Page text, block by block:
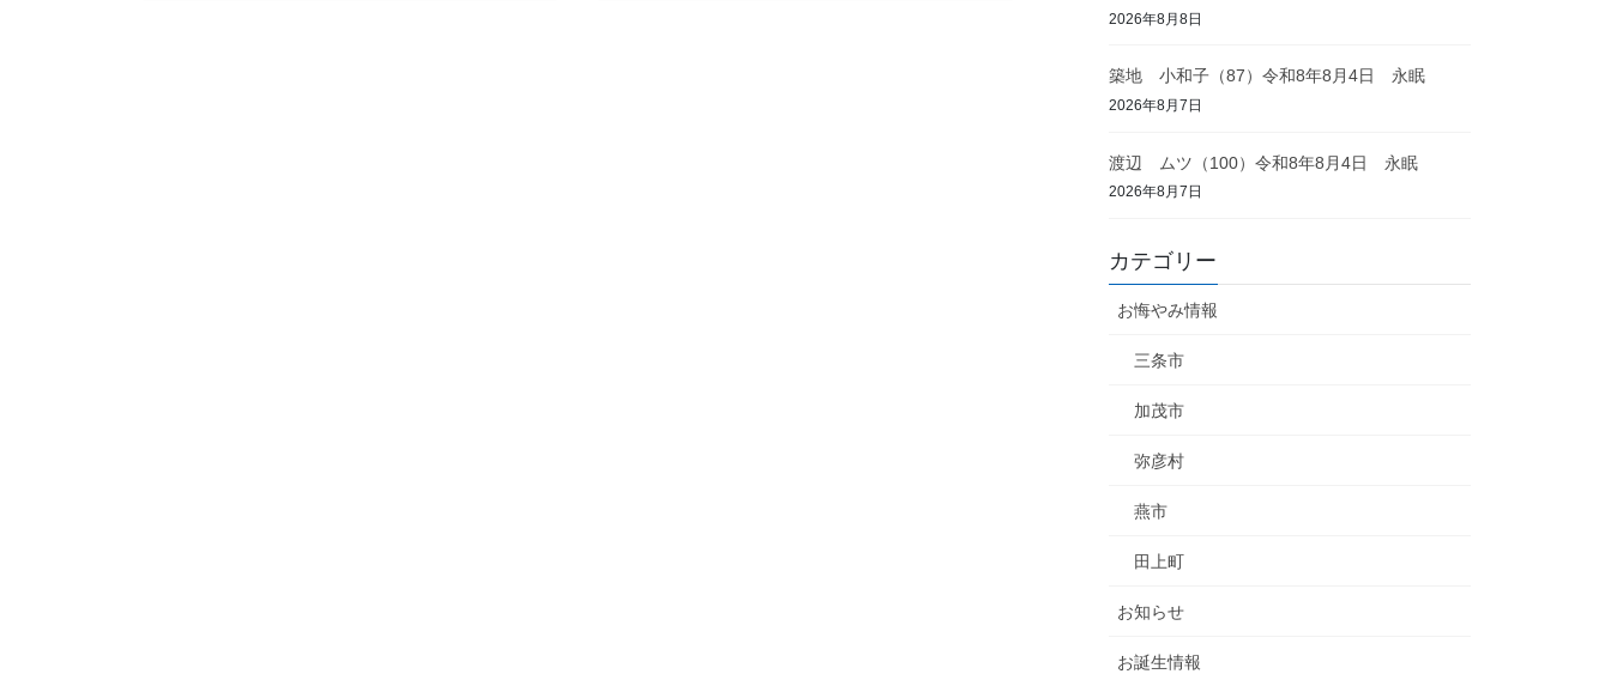
2026年8月8日
築地 小和子（87）令和8年8月4日 永眠
2026年8月7日
渡辺 ムツ（100）令和8年8月4日 永眠
2026年8月7日
カテゴリー
お悔やみ情報
三条市
加茂市
弥彦村
燕市
田上町
お知らせ
お誕生情報